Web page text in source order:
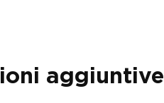
aggiuntive